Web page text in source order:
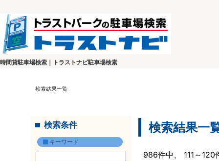
時間貸駐車場検索｜トラストナビ駐車場検索
検索結果一覧
検索条件
キーワード
検索結果一
986件中、 111～